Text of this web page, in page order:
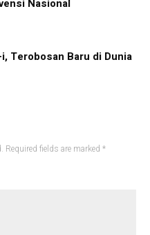
Nasional
Terobosan Baru di Dunia
Required fields are marked *